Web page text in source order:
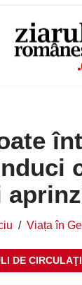
Viața în
DE